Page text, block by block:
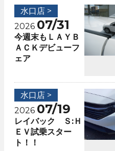
水口店 >
2026 07/31
今週末もＬＡＹＢ
ＡＣＫデビューフ
ェア
水口店 >
2026 07/19
レイバック Ｓ:Ｈ
ＥＶ試乗スター
ト！！